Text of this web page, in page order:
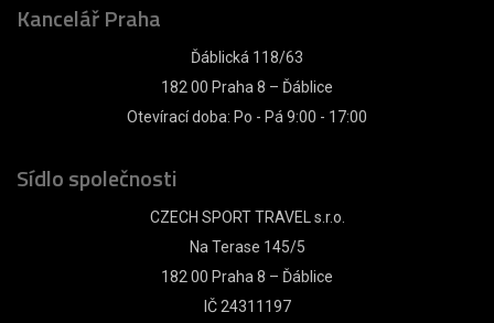
Kancelář Praha
Ďáblická 118/63
182 00 Praha 8 – Ďáblice
Otevírací doba: Po - Pá 9:00 - 17:00
Sídlo společnosti
CZECH SPORT TRAVEL s.r.o.
Na Terase 145/5
182 00 Praha 8 – Ďáblice
IČ 24311197